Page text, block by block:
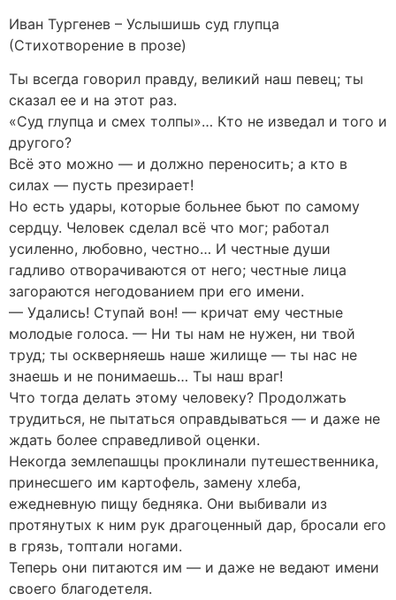
Иван Тургенев – Услышишь суд глупца
(Стихотворение в прозе)
Ты всегда говорил правду, великий наш певец; ты
сказал ее и на этот раз.
«Суд глупца и смех толпы»… Кто не изведал и того и
другого?
Всё это можно — и должно переносить; а кто в
силах — пусть презирает!
Но есть удары, которые больнее бьют по самому
сердцу. Человек сделал всё что мог; работал
усиленно, любовно, честно… И честные души
гадливо отворачиваются от него; честные лица
загораются негодованием при его имени.
— Удались! Ступай вон! — кричат ему честные
молодые голоса. — Ни ты нам не нужен, ни твой
труд; ты оскверняешь наше жилище — ты нас не
знаешь и не понимаешь… Ты наш враг!
Что тогда делать этому человеку? Продолжать
трудиться, не пытаться оправдываться — и даже не
ждать более справедливой оценки.
Некогда землепашцы проклинали путешественника,
принесшего им картофель, замену хлеба,
ежедневную пищу бедняка. Они выбивали из
протянутых к ним рук драгоценный дар, бросали его
в грязь, топтали ногами.
Теперь они питаются им — и даже не ведают имени
своего благодетеля.